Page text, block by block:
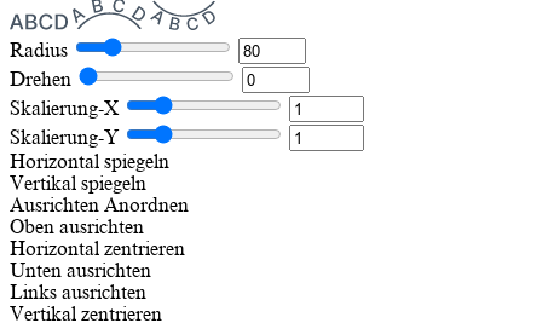
Radius
Drehen
Skalierung-X
Skalierung-Y
Horizontal spiegeln
Vertikal spiegeln
Ausrichten Anordnen
Oben ausrichten
Horizontal zentrieren
Unten ausrichten
Links ausrichten
Vertikal zentrieren